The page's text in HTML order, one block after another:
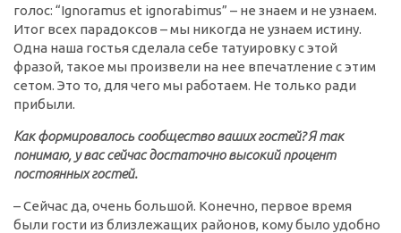
голос: “Ignoramus et ignorabimus” – не знаем и не узнаем.
Итог всех парадоксов – мы никогда не узнаем истину.
Одна наша гостья сделала себе татуировку с этой
фразой, такое мы произвели на нее впечатление с этим
сетом. Это то, для чего мы работаем. Не только ради
прибыли.
Как формировалось сообщество ваших гостей? Я так
понимаю, у вас сейчас достаточно высокий процент
постоянных гостей.
– Сейчас да, очень большой. Конечно, первое время
были гости из близлежащих районов, кому было удобно